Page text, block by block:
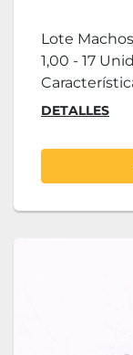
Lote
1,00 - 17
DETALLES